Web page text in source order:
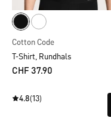
Cotton Code
T-Shirt, Rundhals
CHF 37.90
4.8(13)